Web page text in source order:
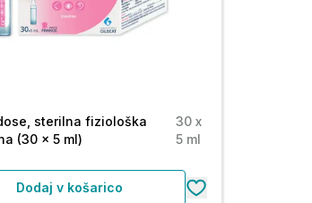
sterilna fiziološka
(30 x 5 ml)
30 x
5 ml
Dodaj v košarico